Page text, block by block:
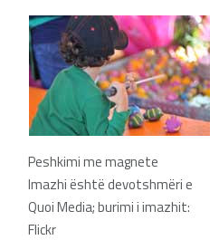
Peshkimi me magnete
Imazhi është devotshmëri e
Quoi Media; burimi i imazhit:
Flickr